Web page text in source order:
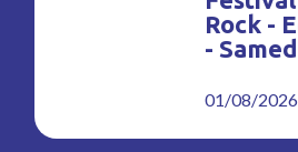
Rock -
-
01/08/2026